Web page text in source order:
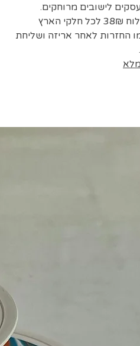
הארץ
החזרות לאחר אריזה ושליחת